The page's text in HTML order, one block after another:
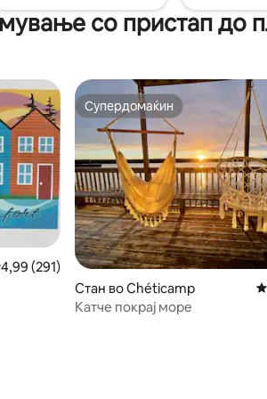
пуштање вода
со пристап до
гостите“
оцена: 4,99 од 5, 291 рецензии
4,99 (291)
Супердомаќин
Супердомаќин
Стан во Chéticamp
Катче покрај море